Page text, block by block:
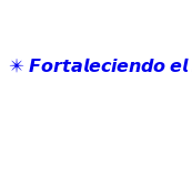
✴️ 𝙁𝙤𝙧𝙩𝙖𝙡𝙚𝙘𝙞𝙚𝙣𝙙𝙤